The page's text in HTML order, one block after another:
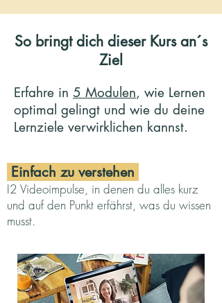
Erfahre in 5 Modulen, wie Lernen
optimal gelingt und wie du deine
Lernziele verwirklichen kannst.
So bringt dich dieser Kurs an´s
Ziel
Einfach zu verstehen
I2 Videoimpulse, in denen du alles kurz
und auf den Punkt erfährst, was du wissen
musst.